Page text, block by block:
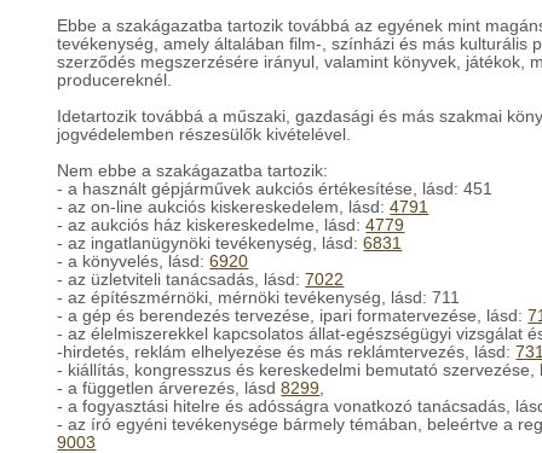
Ebbe a szakágazatba tartozik továbbá az egyének mint
tevékenység, amely általában film-, színházi és más kulturális
szerződés megszerzésére irányul, valamint könyvek, játékok,
producereknél.
Idetartozik továbbá a műszaki, gazdasági és más szakmai
jogvédelemben részesülők kivételével.
Nem ebbe a szakágazatba tartozik:
- a használt gépjárművek aukciós értékesítése, lásd: 451
- az on-line aukciós kiskereskedelem, lásd:4791
- az aukciós ház kiskereskedelme, lásd:4779
- az ingatlanügynöki tevékenység, lásd:6831
- a könyvelés, lásd:6920
- az üzletviteli tanácsadás, lásd:7022
- az építészmérnöki, mérnöki tevékenység, lásd: 711
- a gép és berendezés tervezése, ipari formatervezése, lásd:
- az élelmiszerekkel kapcsolatos állat-egészségügyi vizsgálat
-hirdetés, reklám elhelyezése és más reklámtervezés, lásd:
- kiállítás, kongresszus és kereskedelmi bemutató
- a független árverezés, lásd8299,
- a fogyasztási hitelre és adósságra vonatkozó tanácsadás,
- az író egyéni tevékenysége bármely témában, beleértve a
9003